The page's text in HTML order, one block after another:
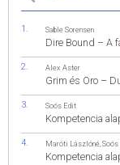
Sable Sorensen
Dire Bound – A
Alex Aster
Grim és Oro –
Soós Edit
Kompetencia
Maróti Lászlóné Soós
Kompetencia